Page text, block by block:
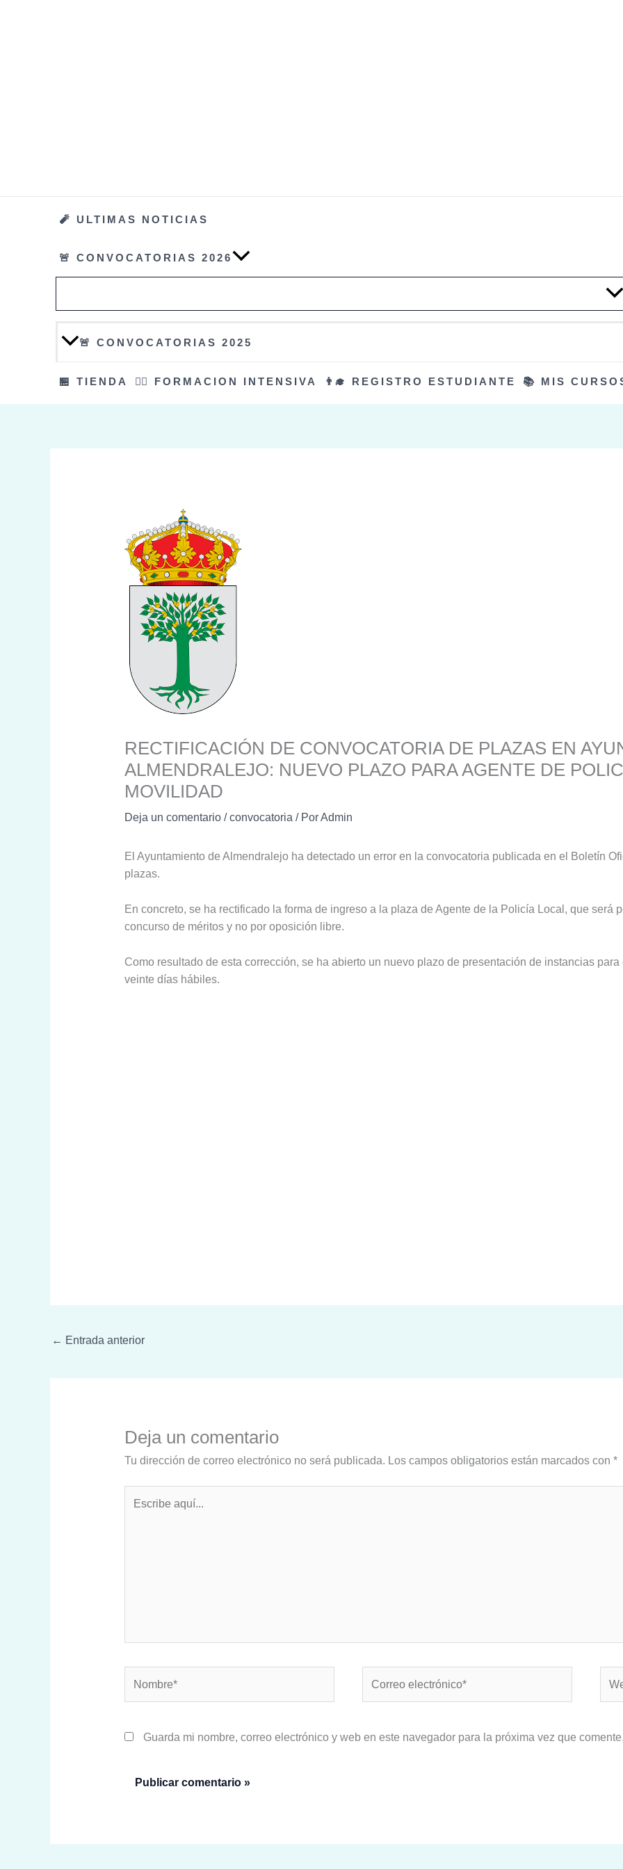
🧨 ULTIMAS NOTICIAS
🚨 CONVOCATORIAS 2026
🚨 CONVOCATORIAS 2025
🏪 TIENDA 👮‍♀️ FORMACION INTENSIVA 👨‍🎓 REGISTRO ESTUDIANTE 📚 MIS
RECTIFICACIÓN DE CONVOCATORIA DE PLAZAS EN
ALMENDRALEJO: NUEVO PLAZO PARA AGENTE DE
MOVILIDAD
Deja un comentario / convocatoria/ PorAdmin
El Ayuntamiento de Almendralejo ha detectado un error en la convocatoria publicada en el Boletín
plazas.
En concreto, se ha rectificado la forma de ingreso a la plaza de Agente de la Policía Local, que será
concurso de méritos y no por oposición libre.
Como resultado de esta corrección, se ha abierto un nuevo plazo de presentación de instancias
veinte días hábiles.
← Entrada anterior
Deja un comentario
Tu dirección de correo electrónico no será publicada. Los campos obligatorios están marcados con *
aquí...
electrónico*
Guarda mi nombre, correo electrónico y web en este navegador para la próxima vez que